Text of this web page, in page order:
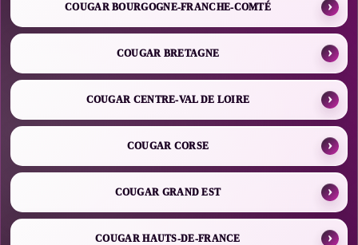
COUGAR BOURGOGNE-FRANCHE-COMTÉ
COUGAR BRETAGNE
COUGAR CENTRE-VAL DE LOIRE
COUGAR CORSE
COUGAR GRAND EST
COUGAR HAUTS-DE-FRANCE